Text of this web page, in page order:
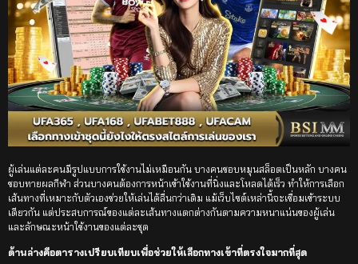
ผู้เล่นแต่ละคนมีรูปแบบการใช้งานไม่เหมือนกัน บางคนชอบหมุนสล็อตเป็นหลัก บางคน
ชอบทายผลกีฬา ส่วนบางคนต้องการหน้าเข้าใช้งานที่นิ่งและโหลดได้เร็ว ทำให้การเลือก
เส้นทางที่เหมาะกับตัวเองช่วยให้เล่นได้ลื่นกว่าเดิม แม้เว็บไซต์เหล่านี้จะเชื่อมเข้าระบบ
เดียวกัน แต่ประสบการณ์ของแต่ละเส้นทางแตกต่างกันตามความหนาแน่นของผู้เล่น
และลักษณะหน้าใช้งานของแต่ละชุด
ด้านล่างคือตารางเปรียบเทียบเพื่อช่วยให้เลือกทางเข้าที่ตรงใจมากที่สุด